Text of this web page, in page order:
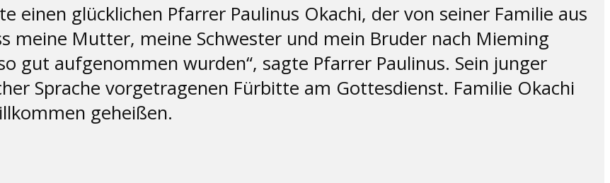
einen glücklichen Pfarrer Paulinus Okachi, der von seiner Familie aus
meine Mutter, meine Schwester und mein Bruder nach Mieming
gut aufgenommen wurden“, sagte Pfarrer Paulinus. Sein junger
Sprache vorgetragenen Fürbitte am Gottesdienst. Familie Okachi
geheißen.